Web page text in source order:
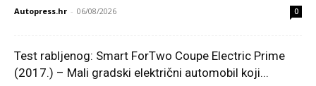
Autopress.hr - 06/08/2026 0
Test rabljenog: Smart ForTwo Coupe Electric Prime
(2017.) – Mali gradski električni automobil koji...